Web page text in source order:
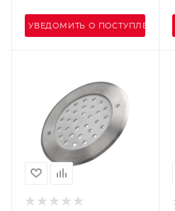
УВЕДОМИТЬ О ПОСТУПЛЕНИИ